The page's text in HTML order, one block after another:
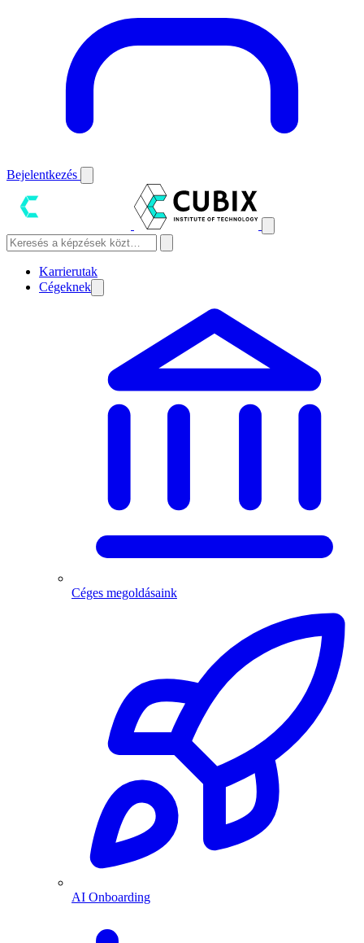
Bejelentkezés
Karrierutak
Cégeknek
Céges megoldásaink
AI Onboarding